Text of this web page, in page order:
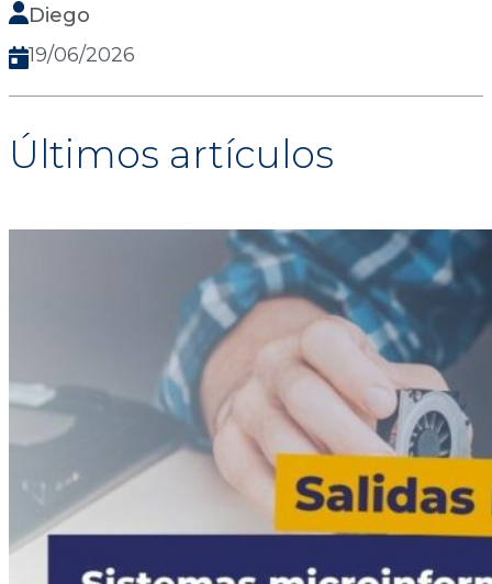
Diego
19/06/2026
Últimos artículos